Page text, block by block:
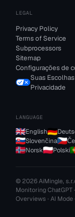
LEGAL
Privacy Policy
Terms of Service
Subprocessors
Sitemap
Configurações de
Suas
Privacidade
LANGUAGE
English
Slovenčina
Norsk
Polski
© 2026 AiMingle,
Monitoring ChatGPT
Overviews · AI Mode